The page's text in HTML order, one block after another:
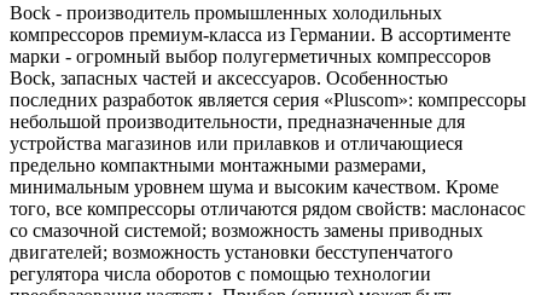
Bock - производитель промышленных холодильных
компрессоров премиум-класса из Германии. В ассортименте
марки - огромный выбор полугерметичных компрессоров
Bock, запасных частей и аксессуаров. Особенностью
последних разработок является серия «Pluscom»: компрессоры
небольшой производительности, предназначенные для
устройства магазинов или прилавков и отличающиеся
предельно компактными монтажными размерами,
минимальным уровнем шума и высоким качеством. Кроме
того, все компрессоры отличаются рядом свойств: маслонасос
со смазочной системой; возможность замены приводных
двигателей; возможность установки бесступенчатого
регулятора числа оборотов с помощью технологии